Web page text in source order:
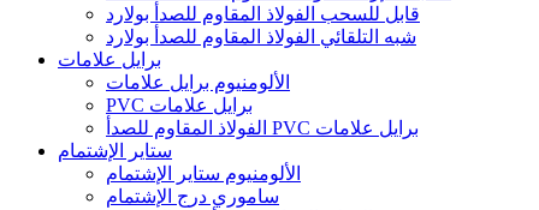
قابل للسحب الفولاذ المقاوم للصدأ بولارد
شبه التلقائي الفولاذ المقاوم للصدأ بولارد
برايل علامات
الألومنيوم برايل علامات
PVC برايل علامات
الفولاذ المقاوم للصدأ PVC برايل علامات
ستاير الإشتمام
الألومنيوم ستاير الإشتمام
ساموري درج الإشتمام